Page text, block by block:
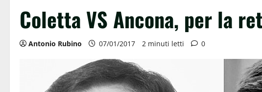
Coletta VS Ancona, per la
Antonio Rubino 07/01/2017 2 minuti letti 0